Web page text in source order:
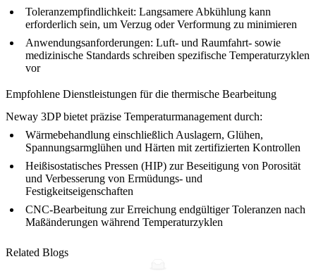
Toleranzempfindlichkeit: Langsamere Abkühlung kann
erforderlich sein, um Verzug oder Verformung zu minimieren
Anwendungsanforderungen: Luft- und Raumfahrt- sowie
medizinische Standards schreiben spezifische Temperaturzyklen
vor
Empfohlene Dienstleistungen für die thermische Bearbeitung
Neway 3DP bietet präzise Temperaturmanagement durch:
Wärmebehandlung einschließlich Auslagern, Glühen,
Spannungsarmglühen und Härten mit zertifizierten Kontrollen
Heißisostatisches Pressen (HIP) zur Beseitigung von Porosität
und Verbesserung von Ermüdungs- und
Festigkeitseigenschaften
CNC-Bearbeitung zur Erreichung endgültiger Toleranzen nach
Maßänderungen während Temperaturzyklen
Related Blogs